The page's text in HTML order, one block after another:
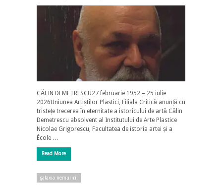
CĂLIN DEMETRESCU27 februarie 1952 – 25 iulie
2026Uniunea Artiștilor Plastici, Filiala Critică anunță cu
tristețe trecerea în eternitate a istoricului de artă Călin
Demetrescu absolvent al Institutului de Arte Plastice
Nicolae Grigorescu, Facultatea de istoria artei și a
École …
Read More
galaxia nemuririi